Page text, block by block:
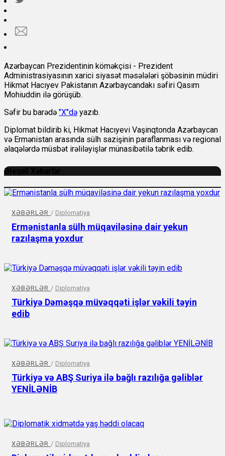
Azərbaycan Prezidentinin köməkçisi - Prezident
Administrasiyasının xarici siyasət məsələləri şöbəsinin müdiri
Hikmət Hacıyev Pakistanın Azərbaycandakı səfiri Qasım
Mohiuddin ilə görüşüb.
Səfir bu barədə "X"də yazıb.
Diplomat bildirib ki, Hikmət Hacıyevi Vaşinqtonda Azərbaycan
və Ermənistan arasında sülh sazişinin paraflanması və regional
əlaqələrdə müsbət irəliləyişlər münasibətilə təbrik edib.
Əlaqəli Xəbərlər
XƏBƏRLƏR / Diplomatiya
Ermənistanla sülh müqaviləsinə dair yekun
razılaşma yoxdur
XƏBƏRLƏR / Diplomatiya
Türkiyə Dəməşqə müvəqqəti işlər vəkili təyin
edib
XƏBƏRLƏR / Diplomatiya
Türkiyə və ABŞ Suriya ilə bağlı razılığa gəliblər
YENİLƏNİB
XƏBƏRLƏR / Diplomatiya